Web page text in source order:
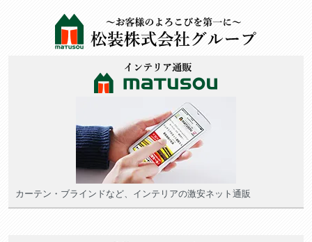
カーテン・ブラインドなど、インテリアの激安ネット通販